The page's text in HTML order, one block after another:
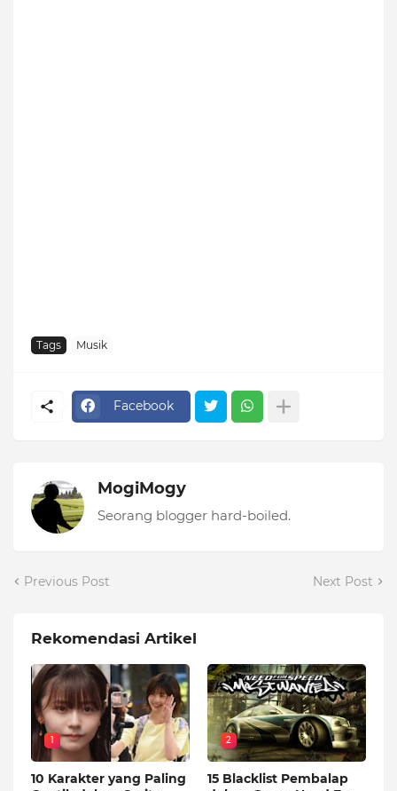
Tags Musik
Facebook
MogiMogy
Seorang blogger hard-boiled.
Previous Post Next Post
Rekomendasi Artikel
1
10 Karakter yang Paling
2
15 Blacklist Pembalap